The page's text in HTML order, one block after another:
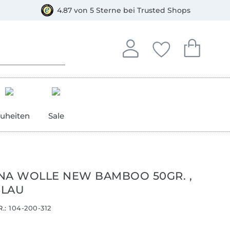
4.87 von 5 Sterne bei Trusted Shops
Anmelden
In deinem Konto
Deine
Du hast keine
Dein
Du hast
Sale
WOLLE NEW BAMBOO 50GR. ,
104-200-312